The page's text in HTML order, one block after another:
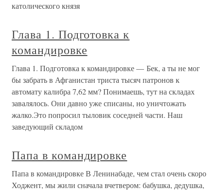
католического князя
Глава 1. Подготовка к
командировке
Глава 1. Подготовка к командировке — Бек, а ты не мог
бы забрать в Афганистан триста тысяч патронов к
автомату калибра 7,62 мм? Понимаешь, тут на складах
завалялось. Они давно уже списаны, но уничтожать
жалко.Это попросил тыловик соседней части. Наш
заведующий складом
Папа в командировке
Папа в командировке В Ленинабаде, чем стал очень скоро
Ходжент, мы жили сначала вчетвером: бабушка, дедушка,